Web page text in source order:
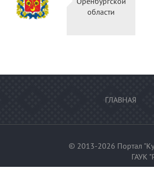
области
ГЛАВНАЯ
© 2013-2026 Портал
ГАУК